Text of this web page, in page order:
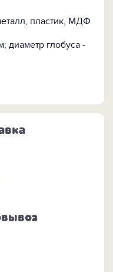
пластик, МДФ
диаметр глобуса -